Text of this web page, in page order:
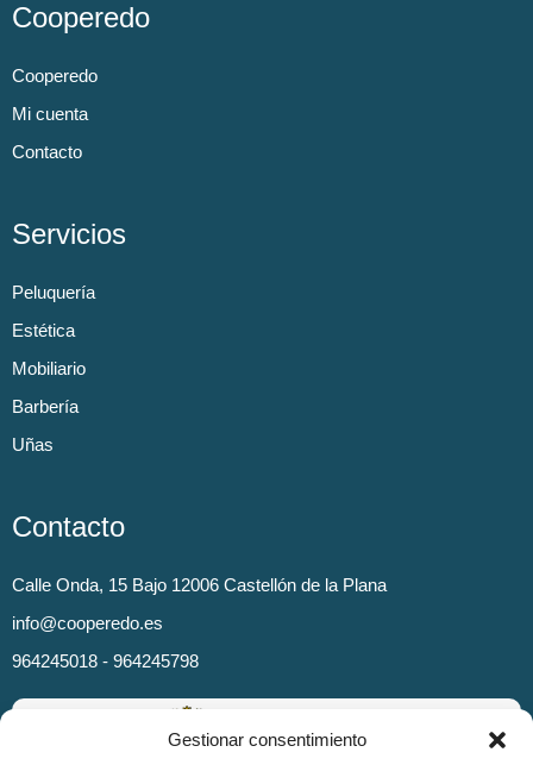
Gestionar consentimiento
Cooperedo
Cooperedo
Mi cuenta
Contacto
Servicios
Peluquería
Estética
Mobiliario
Barbería
Uñas
Contacto
Calle Onda, 15 Bajo 12006 Castellón de la Plana
info@cooperedo.es
964245018 - 964245798